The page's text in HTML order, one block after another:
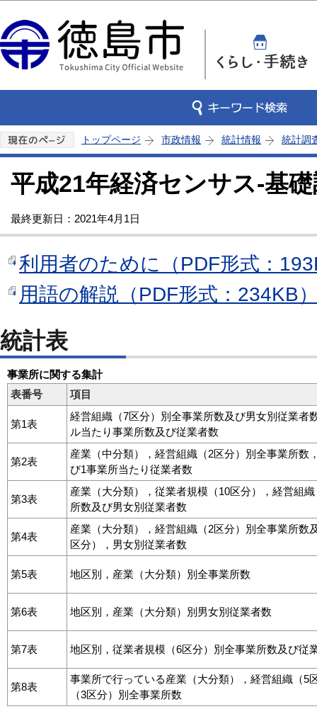
トップページ 市政情報 統計情報 統計調
平成21年経済センサス-基
最終更新日：2021年4月1日
利用者のために（PDF形式：
用語の解説（PDF形式：234KB
統計表
事業所に関する集計
表番号
項目
第1表
経営組織（7区分）別全事業所数及び男女別従業者
ル当たり事業所数及び従業者数
第2表
産業（中分類），経営組織（2区分）別全事業所数
び1事業所当たり従業者数
第3表
産業（大分類），従業者規模（10区分），経営組
所数及び男女別従業者数
第4表
産業（大分類），経営組織（2区分）別全事業所数
区分），男女別従業者数
第5表 地区別，産業（大分類）別全事業所数
第6表 地区別，産業（大分類）別男女別従業者数
第7表 地区別，従業者規模（6区分）別全事業所数及び従
第8表
事業所で行っている産業（大分類），経営組織（5
（3区分）別全事業所数